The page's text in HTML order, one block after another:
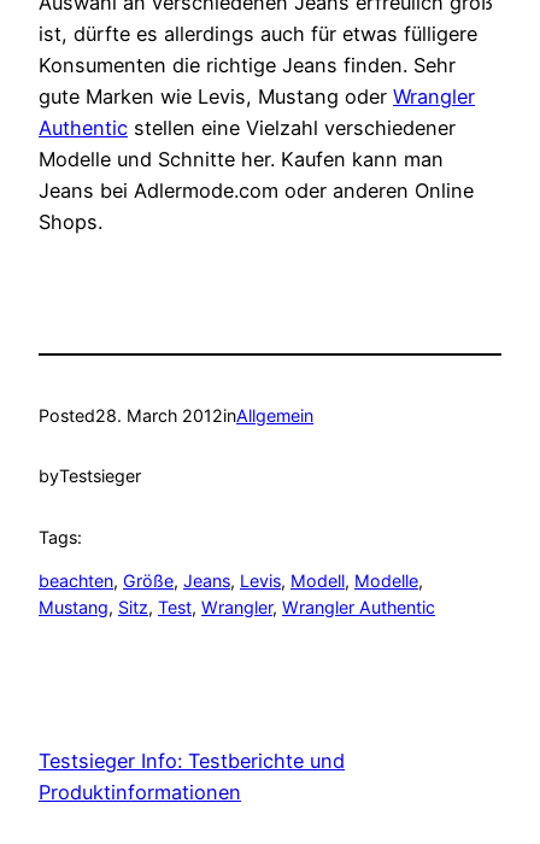
ist, dürfte es allerdings auch für etwas fülligere
Konsumenten die richtige Jeans finden. Sehr
gute Marken wie Levis, Mustang oder Wrangler
Authentic stellen eine Vielzahl verschiedener
Modelle und Schnitte her. Kaufen kann man
Jeans bei Adlermode.com oder anderen Online
Shops.
Posted28. March 2012inAllgemein
byTestsieger
Tags:
beachten, Größe, Jeans, Levis, Modell, Modelle
Mustang, Sitz, Test, Wrangler, Wrangler Authentic
Testsieger Info: Testberichte und
Produktinformationen